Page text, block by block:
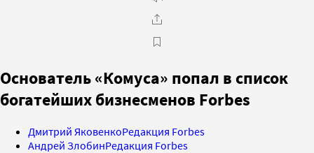
Основатель «Комуса» попал в список
богатейших бизнесменов Forbes
Дмитрий ЯковенкоРедакция Forbes
Андрей ЗлобинРедакция Forbes